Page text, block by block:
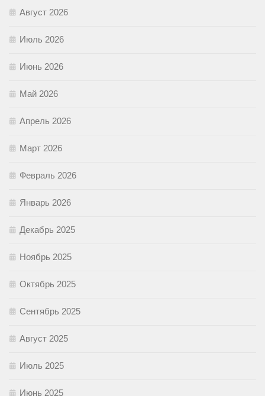
Август 2026
Июль 2026
Июнь 2026
Май 2026
Апрель 2026
Март 2026
Февраль 2026
Январь 2026
Декабрь 2025
Ноябрь 2025
Октябрь 2025
Сентябрь 2025
Август 2025
Июль 2025
Июнь 2025